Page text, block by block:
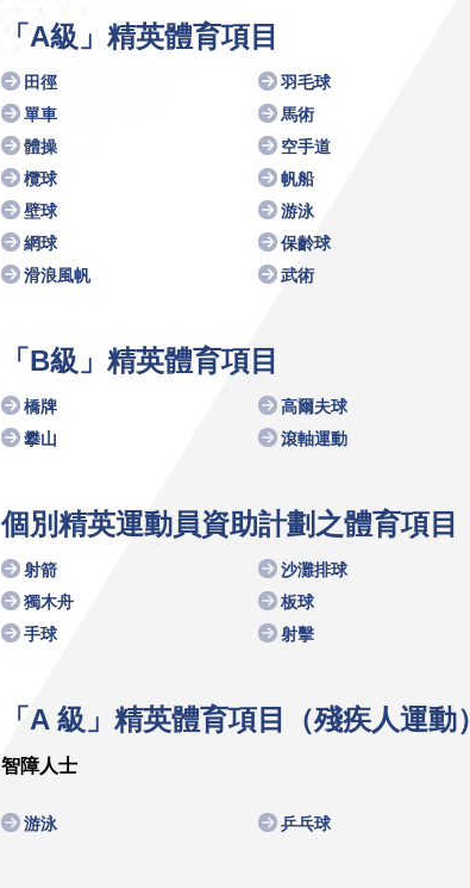
「A級」精英體育項目
田徑 羽毛球
單車
馬術
體操
空手道
欖球
帆船
壁球
游泳
網球
保齡球
滑浪風帆
武術
「B級」精英體育項目
橋牌 高爾夫球
攀山
滾軸運動
個別精英運動員資助計劃之體育項目
射箭 沙灘排球
獨木舟
板球
手球
射擊
「A 級」精英體育項目（殘疾人運動）
智障人士
游泳 乒乓球